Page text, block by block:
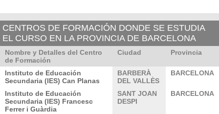
CENTROS DE FORMACIÓN DONDE SE ESTUDIA
EL CURSO EN LA PROVINCIA DE BARCELONA
Nombre y Detalles del Centro
de Formación
Ciudad Provincia
Instituto de Educación
Secundaria (IES) Can Planas
BARBERÀ
DEL VALLÈS
BARCELONA
Instituto de Educación
Secundaria (IES) Francesc
Ferrer i Guàrdia
SANT JOAN
DESPI
BARCELONA